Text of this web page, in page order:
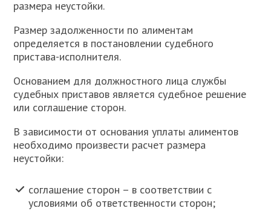
размера неустойки.
Размер задолженности по алиментам
определяется в постановлении судебного
пристава-исполнителя.
Основанием для должностного лица службы
судебных приставов является судебное решение
или соглашение сторон.
В зависимости от основания уплаты алиментов
необходимо произвести расчет размера
неустойки:
соглашение сторон – в соответствии с
условиями об ответственности сторон;